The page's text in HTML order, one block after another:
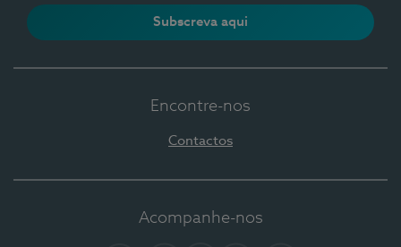
Subscreva aqui
Encontre-nos
Contactos
Acompanhe-nos